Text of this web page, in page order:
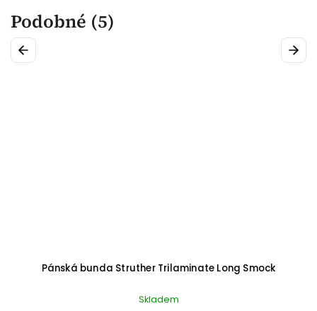
Podobné (5)
Previous
Pánská bunda Struther Trilaminate Long Smock
Skladem
Next